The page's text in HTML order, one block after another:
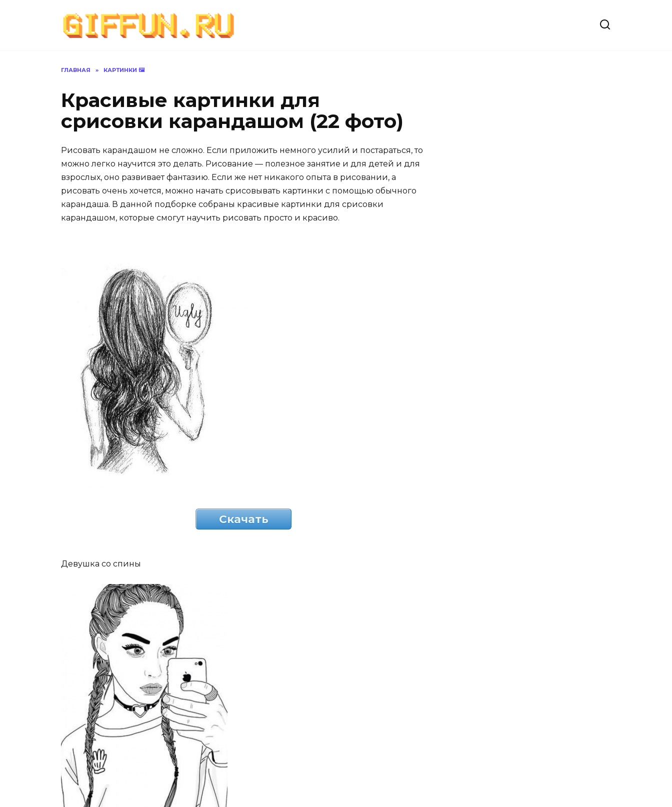
ГЛАВНАЯ » КАРТИНКИ 🖼
Красивые картинки для
срисовки карандашом (22 фото)
Рисовать карандашом не сложно. Если приложить немного усилий и постараться, то
можно легко научится это делать. Рисование — полезное занятие и для детей и для
взрослых, оно развивает фантазию. Если же нет никакого опыта в рисовании, а
рисовать очень хочется, можно начать срисовывать картинки с помощью обычного
карандаша. В данной подборке собраны красивые картинки для срисовки
карандашом, которые смогут научить рисовать просто и красиво.
Скачать
Девушка со спины